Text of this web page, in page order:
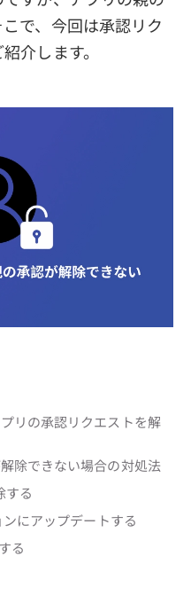
で、今回は承認リク
介します。
リの承認リクエストを解
除できない場合の対処法
する
にアップデートする
る